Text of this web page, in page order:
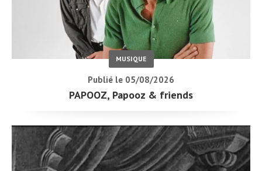
MUSIQUE
Publié le 05/08/2026
PAPOOZ, Papooz & friends